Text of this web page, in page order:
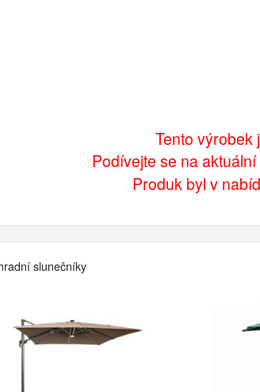
Tento výrobek
Podívejte se na
Produk byl v
slunečníky